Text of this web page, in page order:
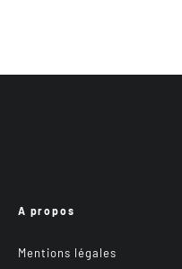
A propos
Mentions légales